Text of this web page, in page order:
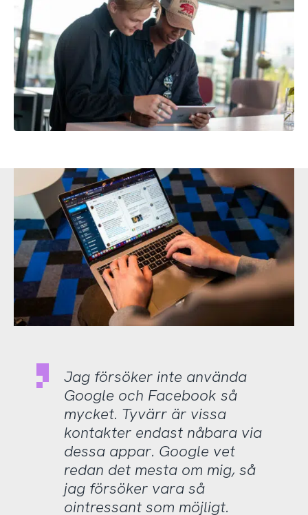
Jag försöker inte använda
Google och Facebook så
mycket. Tyvärr är vissa
kontakter endast nåbara via
dessa appar. Google vet
redan det mesta om mig, så
jag försöker vara så
ointressant som möjligt.